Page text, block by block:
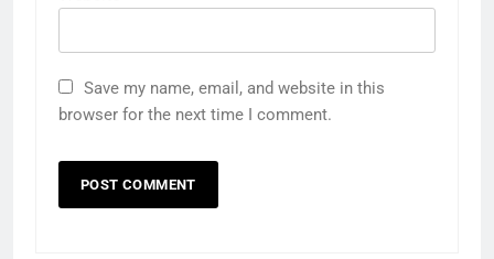
Save my name, email, and website in this
browser for the next time I comment.